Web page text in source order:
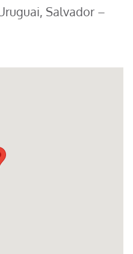
Salvador –